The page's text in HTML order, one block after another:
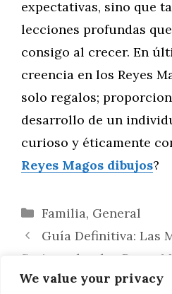
We value your privacy
expectativas, sino que
lecciones profundas
consigo al crecer. En
creencia en los Reyes
solo regalos;
desarrollo de un
curioso y éticamente
Reyes Magos dibujos?
Categorías
Familia, General
Guía Definitiva: Las
Series sobre los Reyes
Diversidad en la